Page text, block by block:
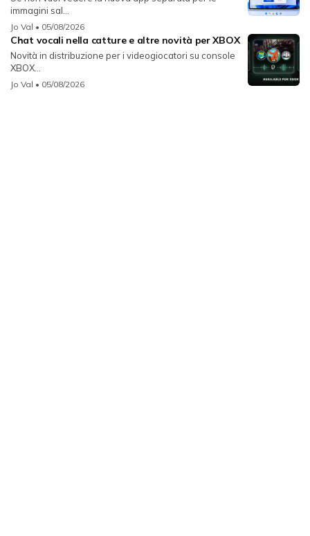
immagini sal...
Jo Val • 05/08/2026
Chat vocali nella catture e altre novità per XBOX
Novità in distribuzione per i videogiocatori su console
XBOX...
Jo Val • 05/08/2026